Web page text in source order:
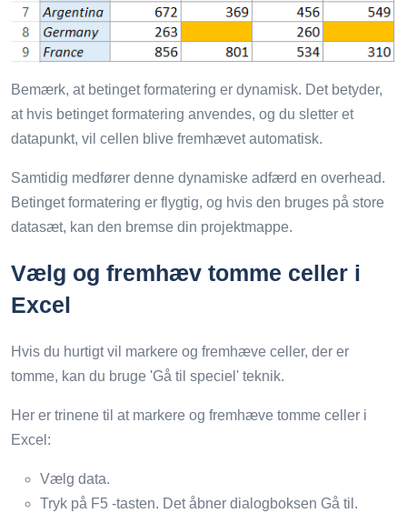
Bemærk, at betinget formatering er dynamisk. Det betyder,
at hvis betinget formatering anvendes, og du sletter et
datapunkt, vil cellen blive fremhævet automatisk.
Samtidig medfører denne dynamiske adfærd en overhead.
Betinget formatering er flygtig, og hvis den bruges på store
datasæt, kan den bremse din projektmappe.
Vælg og fremhæv tomme celler i
Excel
Hvis du hurtigt vil markere og fremhæve celler, der er
tomme, kan du bruge 'Gå til speciel' teknik.
Her er trinene til at markere og fremhæve tomme celler i
Excel:
Vælg data.
Tryk på F5 -tasten. Det åbner dialogboksen Gå til.